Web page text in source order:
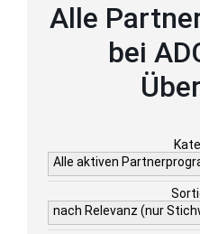
Alle
bei
Alle aktiven
nach Relevanz (nur